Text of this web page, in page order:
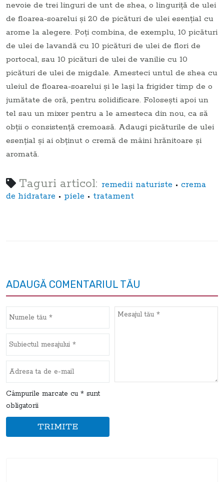
nevoie de trei linguri de unt de shea, o linguriță de ulei
de floarea-soarelui și 20 de picături de ulei esențial cu
arome la alegere. Poți combina, de exemplu, 10 picături
de ulei de lavandă cu 10 picături de ulei de flori de
portocal, sau 10 picături de ulei de vanilie cu 10
picături de ulei de migdale. Amesteci untul de shea cu
uleiul de floarea-soarelui și le lași la frigider timp de o
jumătate de oră, pentru solidificare. Folosești apoi un
tel sau un mixer pentru a le amesteca din nou, ca să
obții o consistență cremoasă. Adaugi picăturile de ulei
esențial și ai obținut o cremă de mâini hrănitoare și
aromată.
Taguri articol: remedii naturiste • crema
de hidratare • piele • tratament
ADAUGĂ COMENTARIUL TĂU
Câmpurile marcate cu * sunt
obligatorii
TRIMITE